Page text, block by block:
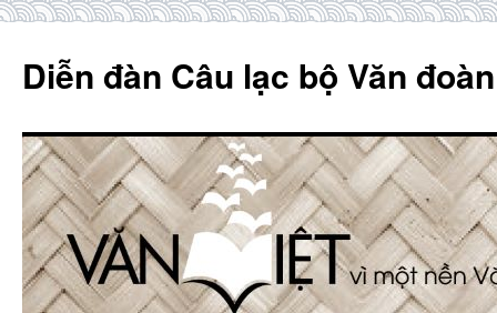
content
Diễn đàn Câu lạc bộ Văn